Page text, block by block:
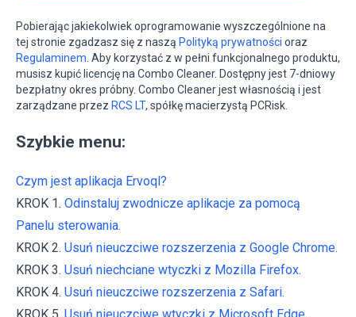
Pobierając jakiekolwiek oprogramowanie wyszczególnione na
tej stronie zgadzasz się z naszą Polityką prywatności oraz
Regulaminem . Aby korzystać z w pełni funkcjonalnego produktu,
musisz kupić licencję na Combo Cleaner. Dostępny jest 7-dniowy
bezpłatny okres próbny. Combo Cleaner jest własnością i jest
zarządzane przez RCS LT, spółkę macierzystą PCRisk.
Szybkie menu:
Czym jest aplikacja Ervoql?
KROK 1. Odinstaluj zwodnicze aplikacje za pomocą
Panelu sterowania.
KROK 2. Usuń nieuczciwe rozszerzenia z Google Chrome.
KROK 3. Usuń niechciane wtyczki z Mozilla Firefox.
KROK 4. Usuń nieuczciwe rozszerzenia z Safari.
KROK 5. Usuń nieuczciwe wtyczki z Microsoft Edge.